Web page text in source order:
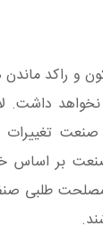
و راکد
نخواهد داشت.
تغییرات
صنعت بر
طلبی